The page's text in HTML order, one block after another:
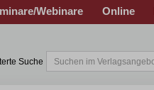
Webinare Online
Suche